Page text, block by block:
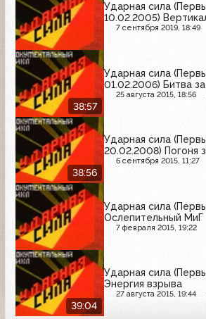
Ударная сила
10.02.2005)
7 сентября 2019, 18:49
38:57
Ударная сила
01.02.2006) Битва
25 августа 2015, 18:56
38:56
Ударная сила
20.02.2008) Погоня
6 сентября 2015, 11:27
Ударная сила
Ослепительный МиГ
7 февраля 2015, 19:22
39:04
Ударная сила
Энергия взрыва
27 августа 2015, 19:44